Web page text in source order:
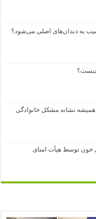
به دندان‌های اصلی می‌شود؟
همیشه نشانه مشکل خانوادگی
خون توسط هیأت امنای